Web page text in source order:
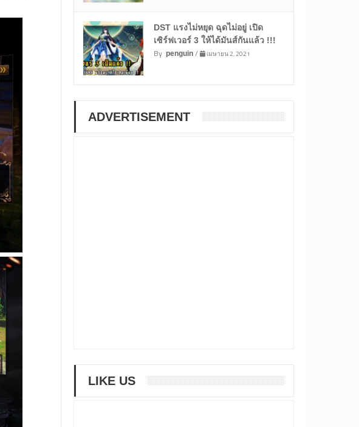
DST แรงไม่หยุด ฉุดไม่อยู่ เปิด
เซิร์ฟเวอร์ 3 ให้ได้มันส์กันแล้ว !!!
By penguin/ เมษายน 2, 2021
ADVERTISEMENT
LIKE US